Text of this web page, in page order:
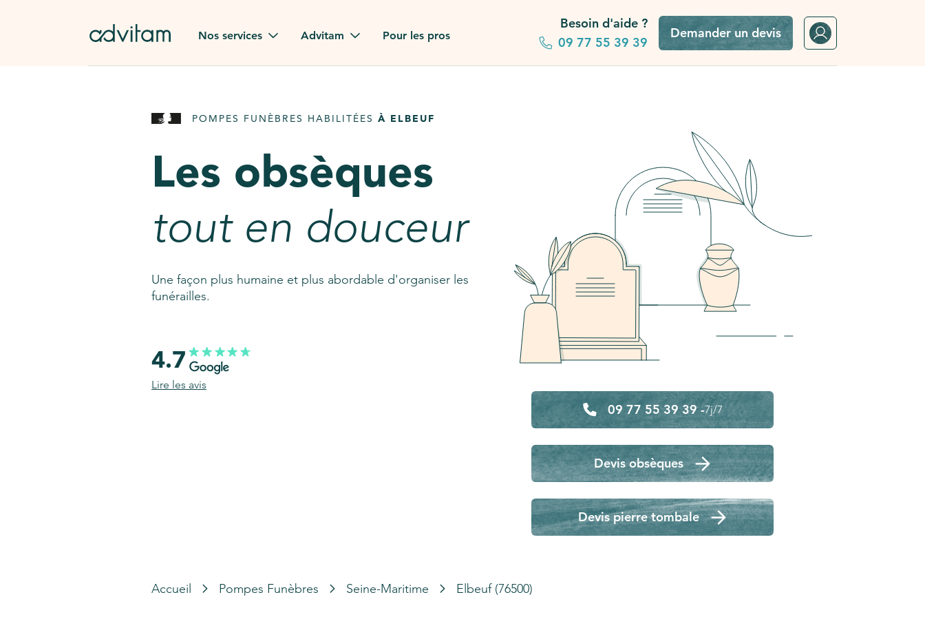
Nos services
Rapatriement à
Pierre tombale
AssistGPT
Nos services en plus
Advitam
Advitam dans la presse
Consultez notre FAQ
Pour les pros
Besoin d'aide ?
09 77 55 39 39
Demander un devis
POMPES FUNÈBRES HABILITÉES À ELBEUF
Les obsèques
tout en douceur
Une façon plus humaine et plus abordable d'organiser les
funérailles.
09 77 55 39 39 -7j/7
Devis obsèques
Devis pierre tombale
4.7
Lire les avis
Accueil Pompes Funèbres Seine-Maritime Elbeuf (76500)